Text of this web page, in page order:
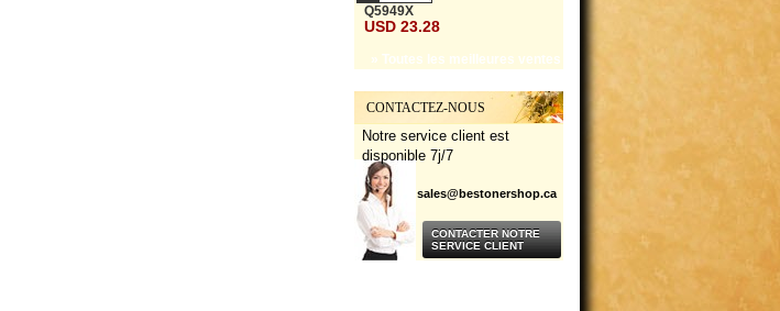
Q5949X
USD 23.28
» Toutes les meilleures ventes
CONTACTEZ-NOUS
Notre service client est
disponible 7j/7
sales@bestonershop.ca
CONTACTER NOTRE
SERVICE CLIENT